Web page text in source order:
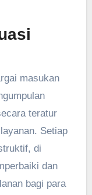
masukan
teratur
Setiap
di
dan
bagi para